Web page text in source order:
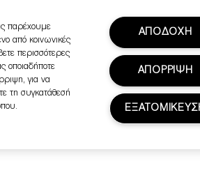
παρέχουμε
από κοινωνικές
περισσότερες
οποιαδήποτε
για να
τη συγκατάθεσή
ΑΠΟΔΟΧΗ
ΑΠΟΡΡΙΨΗ